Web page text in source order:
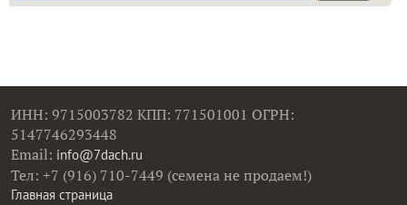
ИНН: 9715003782 КПП: 771501001 ОГРН:
5147746293448
Email: info@7dach.ru
Тел: +7 (916) 710-7449 (семена не продаем!)
Главная страница